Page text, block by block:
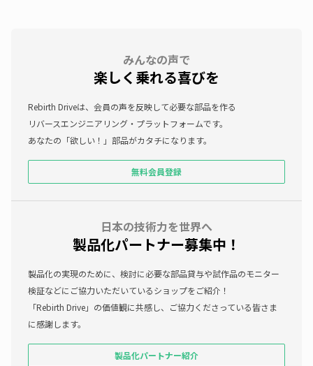
みんなの声で
楽しく乗れる喜びを
Rebirth Driveは、会員の声を反映して必要な部品を作る
リバースエンジニアリング・プラットフォームです。
あなたの「欲しい！」部品がカタチになります。
無料会員登録
日本の技術力を世界へ
製品化パートナー募集中！
製品化の実現のために、検討に必要な部品貸与や試作品のモニター
検証などにご協力いただいているショップをご紹介！
「Rebirth Drive」の価値観に共感し、ご協力くださっている皆さま
に感謝します。
製品化パートナー紹介